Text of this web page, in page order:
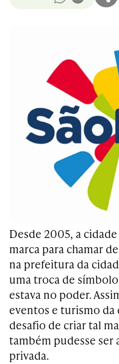
Desde 2005, a
marca para chamar
na prefeitura da
uma troca de
estava no poder.
eventos e turismo da
desafio de criar tal
também pudesse
privada.